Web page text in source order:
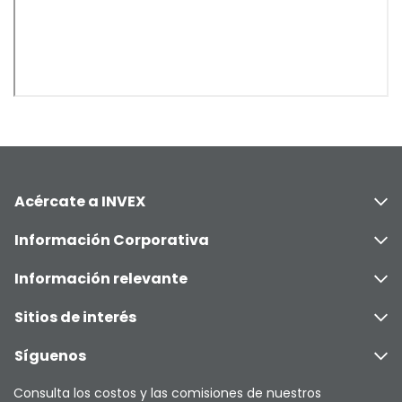
Acércate a INVEX
Información Corporativa
Información relevante
Sitios de interés
Síguenos
Consulta los costos y las comisiones de nuestros